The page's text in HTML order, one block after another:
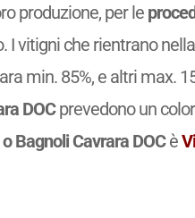
produzione, per le
I vitigni che rientrano
min. 85%, e altri max.
DOCprevedono un
Bagnoli Cavrara DOCè